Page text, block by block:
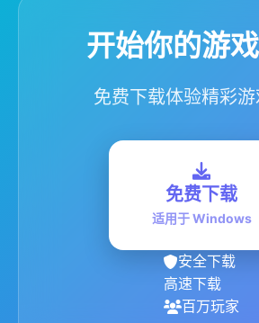
开始你的游
免费下载体验精彩
免费下载
适用于 Windows
安全下载
高速下载
百万玩家